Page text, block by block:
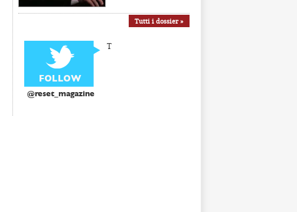
Tutti i dossier »
@reset_magazine
T